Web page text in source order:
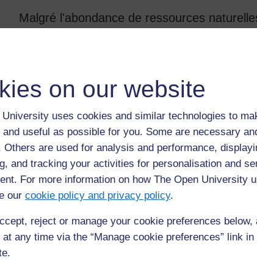
on our website
University uses cookies and similar technologies to
useful as possible for you. Some are necessary
Others are used for analysis and performance,
and tracking your activities for personalisation and
For more information on how The Open University
our cookie policy and privacy policy.
reject or manage your cookie preferences below,
any time via the “Manage cookie preferences” link
Malgré l'abondance de ressources
niveau de vie très bas. Leurs produits
Anié est un point commercial sur la
située sur une route commerciale très
temps capables de développer de forts
aussi construit des réseaux entre les
permettent de déplacer les produits de
La plupart des habitants d'Anié sont
agricoles, des volailles et des chèvres à
environs et peuvent les revendre plus
importantes comme Atakpamé, Kara ou
En résultat, les habitants d'Anié ont un